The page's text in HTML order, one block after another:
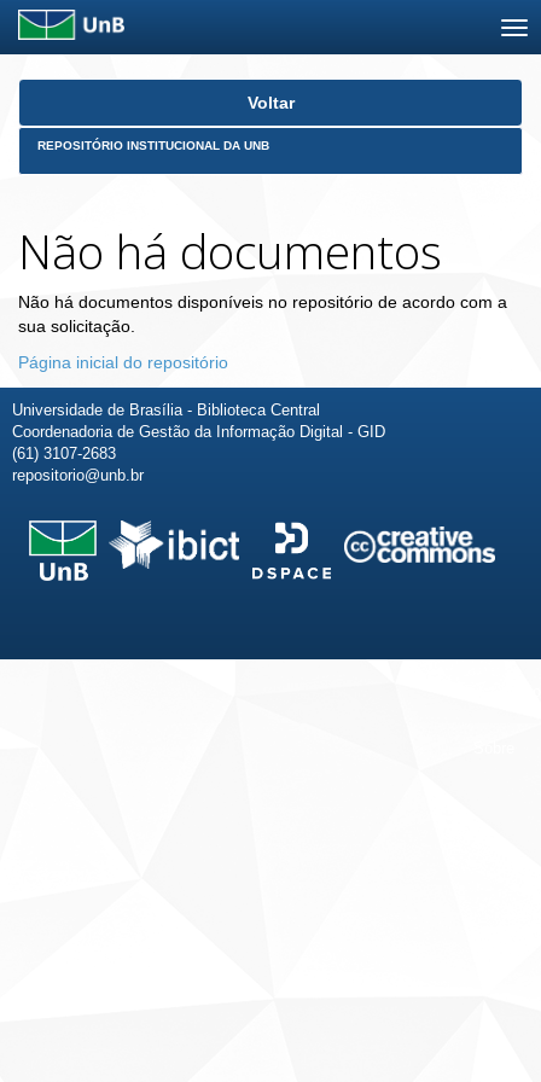
Skip
Voltar
REPOSITÓRIO INSTITUCIONAL DA UNB
Não há documentos
Não há documentos disponíveis no repositório de acordo com a
sua solicitação.
Página inicial do repositório
Universidade de Brasília - Biblioteca Central
Coordenadoria de Gestão da Informação Digital - GID
(61) 3107-2683
repositorio@unb.br